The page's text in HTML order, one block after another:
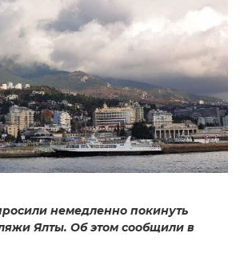
немедленно покинуть
Ялты. Об этом сообщили в